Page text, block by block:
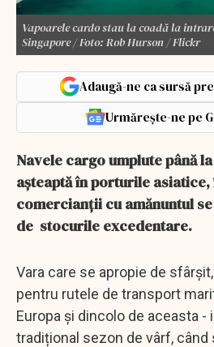
Vapoarele cardo stau la coadă la
Singapore / Foto: Rob Hurson / Flickr
Adaugă-ne ca sursă
Urmărește-ne pe
Navele cargo umplute până
așteaptă în porturile asiatice,
comercianții cu amănuntul
de stocurile excedentare.
Vara care se apropie de
pentru rutele de transport
Europa și dincolo de aceasta -
tradițional sezon de vârf, când